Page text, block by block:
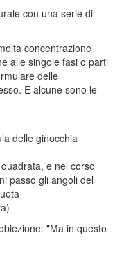
con una serie di
concentrazione
alle singole fasi o parti
delle
E alcune sono le
delle ginocchia
e nel corso
passo gli angoli del
"Ma in questo